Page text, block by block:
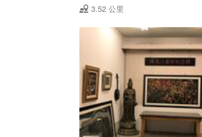
3.52 公里